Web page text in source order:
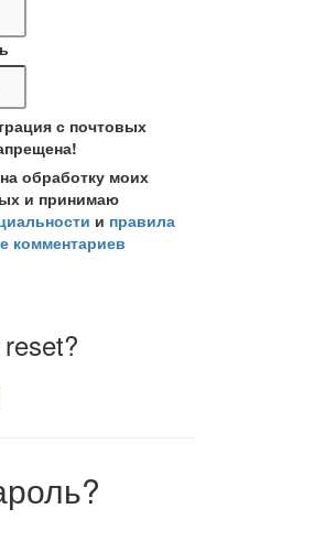
с почтовых
обработку моих
и принимаю
и правила
комментариев